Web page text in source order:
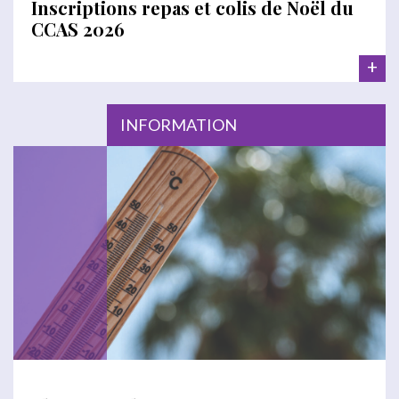
Inscriptions repas et colis de Noël du
CCAS 2026
+
INFORMATION